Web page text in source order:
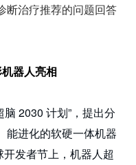
断治疗推荐的问题回答
器人亮相
2030 计划”，提出分
能进化的软硬一体机器
发者节上，机器人超